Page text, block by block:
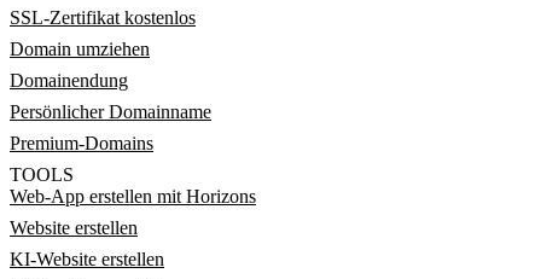
SSL-Zertifikat kostenlos
Domain umziehen
Domainendung
Persönlicher Domainname
Premium-Domains
TOOLS
Web-App erstellen mit Horizons
Website erstellen
KI-Website erstellen